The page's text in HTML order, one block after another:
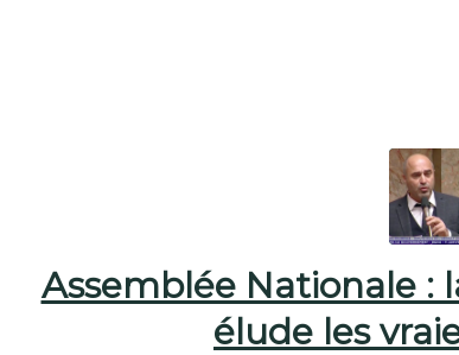
Assemblée Nationale :
élude les